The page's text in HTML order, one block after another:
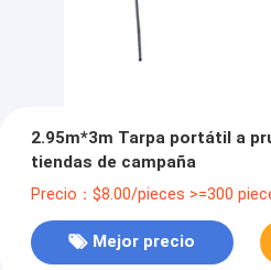
2.95m*3m Tarpa portátil a
tiendas de campaña
Precio：$8.00/pieces >=300
Mejor precio